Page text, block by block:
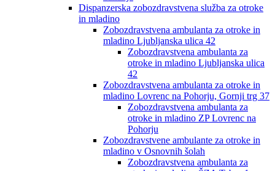
Dispanzerska zobozdravstvena služba za otroke
in mladino
Zobozdravstvena ambulanta za otroke in
mladino Ljubljanska ulica 42
Zobozdravstvena ambulanta za
otroke in mladino Ljubljanska ulica
42
Zobozdravstvena ambulanta za otroke in
mladino Lovrenc na Pohorju, Gornji trg 37
Zobozdravstvena ambulanta za
otroke in mladino ZP Lovrenc na
Pohorju
Zobozdravstvene ambulante za otroke in
mladino v Osnovnih šolah
Zobozdravstvena ambulanta za